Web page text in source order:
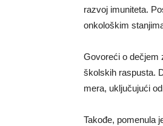
razvoj imuniteta.
onkološkim
Govoreći o dečjem
školskih raspusta.
mera, uključujući
Takođe, pomenula